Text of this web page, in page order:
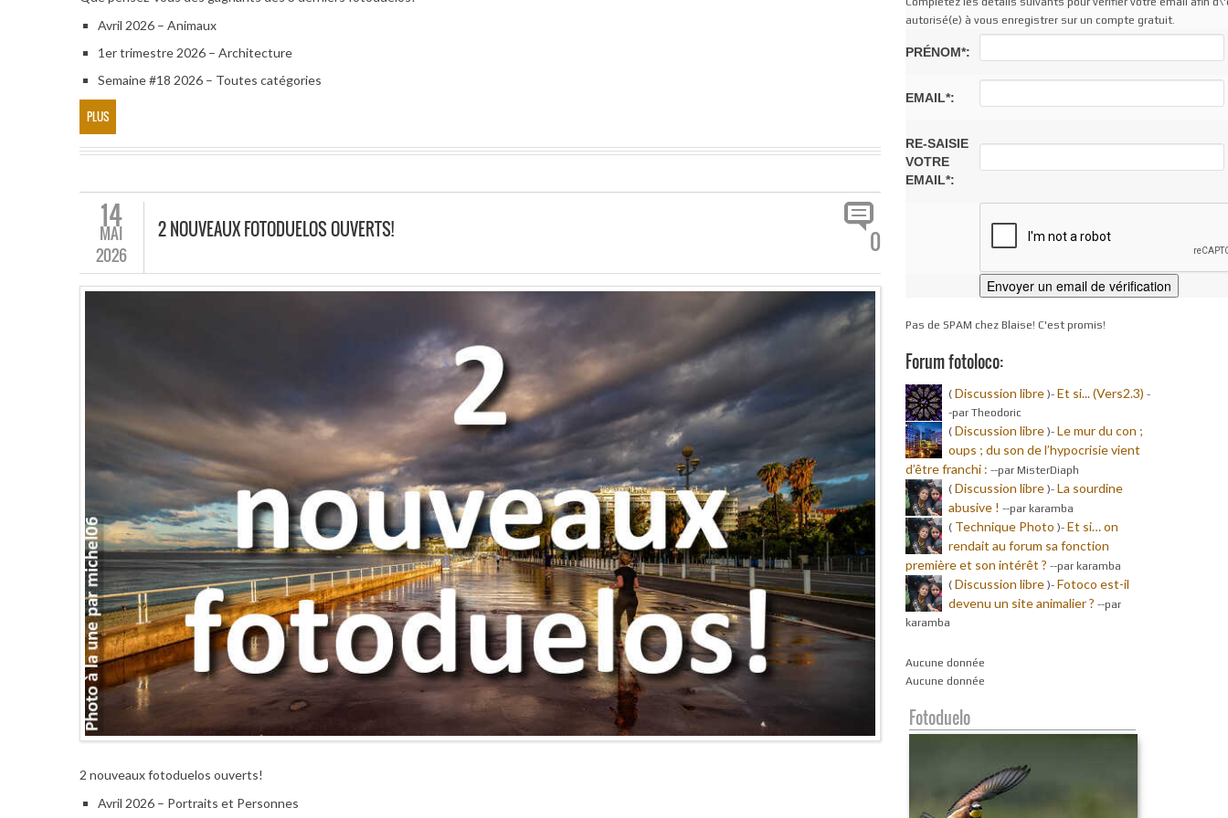
Avril 2026 – Animaux
1er trimestre 2026 – Architecture
Semaine #18 2026 – Toutes catégories
PLUS
14
MAI
2026
2 NOUVEAUX FOTODUELOS OUVERTS! 0
2 nouveaux fotoduelos ouverts!
Avril 2026 – Portraits et Personnes
autorisé(e) à vous enregistrer sur un compte gratuit.
PRÉNOM*:
EMAIL*:
RE-SAISIE
VOTRE
EMAIL*:
Pas de SPAM chez Blaise! C'est promis!
Forum fotoloco:
( Discussion libre)- Et si... (Vers2.3) -
-par Theodoric
( Discussion libre)- Le mur du con ;
oups ; du son de l’hypocrisie vient
d’être franchi : --par MisterDiaph
( Discussion libre)- La sourdine
abusive ! --par karamba
( Technique Photo )- Et si… on
rendait au forum sa fonction
première et son intérêt ? --par karamba
( Discussion libre)- Fotoco est-il
devenu un site animalier ? --par
karamba
Aucune donnée
Aucune donnée
Fotoduelo